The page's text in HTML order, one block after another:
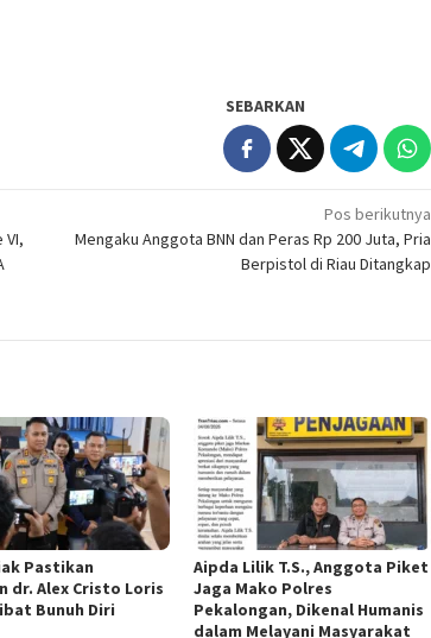
SEBARKAN
VI,
Pos berikutnya
Mengaku Anggota BNN dan Peras Rp 200 Juta, Pria
Berpistol di Riau Ditangkap
Pastikan
dr. Alex Cristo Loris
Bunuh Diri
Aipda Lilik T.S., Anggota Piket
Jaga Mako Polres
Pekalongan, Dikenal Humanis
dalam Melayani Masyarakat